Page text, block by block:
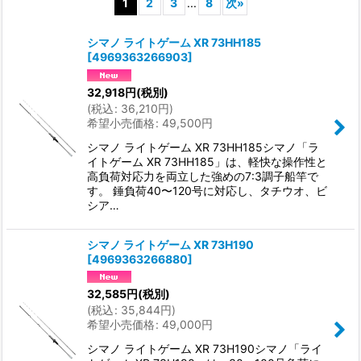
絞り込む
1 2 3 ... 8 次»
シマノ ライトゲーム XR 73HH185
[4969363266903]
32,918円(税別)
(税込: 36,210円)
希望小売価格: 49,500円
シマノ ライトゲーム XR 73HH185シマノ「ラ
イトゲーム XR 73HH185」は、軽快な操作性と
高負荷対応力を両立した強めの7:3調子船竿で
す。 錘負荷40〜120号に対応し、タチウオ、ビ
シア…
シマノ ライトゲーム XR 73H190
[4969363266880]
32,585円(税別)
(税込: 35,844円)
希望小売価格: 49,000円
シマノ ライトゲーム XR 73H190シマノ「ライ